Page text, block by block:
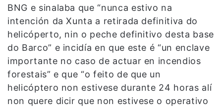
BNG e sinalaba que “nunca estivo na
intención da Xunta a retirada definitiva do
helicóperto, nin o peche definitivo desta base
do Barco” e incidía en que este é “un enclave
importante no caso de actuar en incendios
forestais” e que “o feito de que un
helicóptero non estivese durante 24 horas alí
non quere dicir que non estivese o operativo